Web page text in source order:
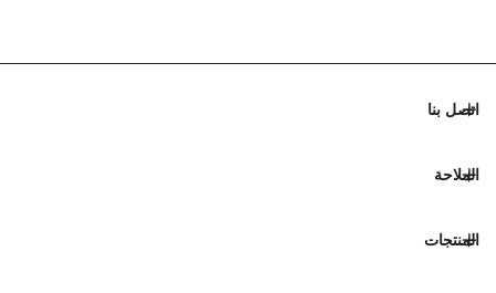
اتصل بنا
الملاحة
المنتجات